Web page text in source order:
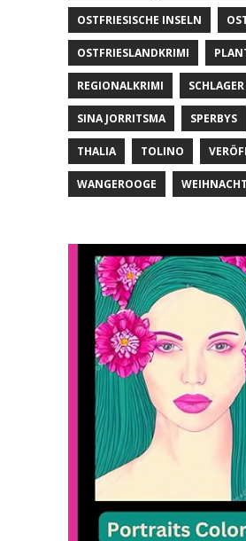
OSTFRIESISCHE INSELN
OSTFRIESLANDKRIMI
REGIONALKRIMI SCHLAGER
SINA JORRITSMA SPERBYS
THALIA TOLINO
WANGEROOGE